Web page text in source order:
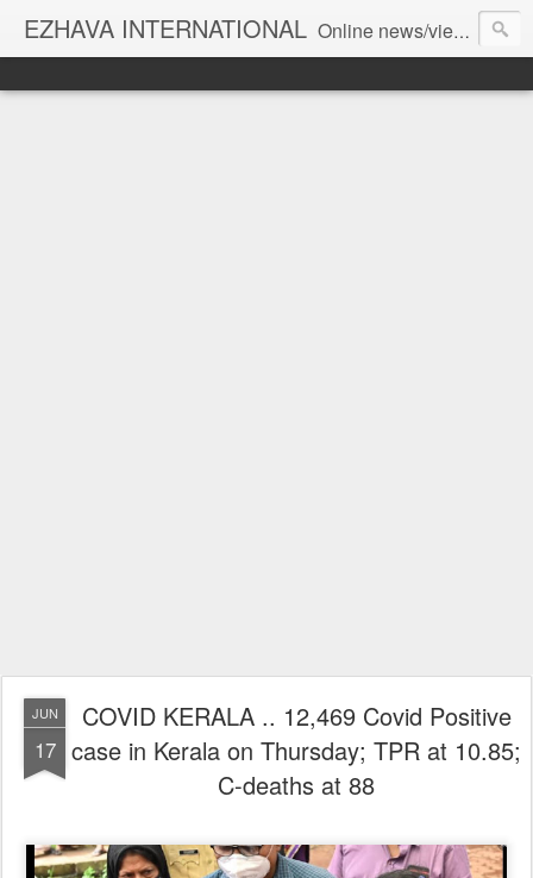
EZHAVA INTERNATIONAL Online news/views JOURNAL... Connecting the community worldwide Editorial Director: Prem Chandran
JUN
17
COVID KERALA .. 12,469 Covid Positive
case in Kerala on Thursday; TPR at 10.85;
C-deaths at 88